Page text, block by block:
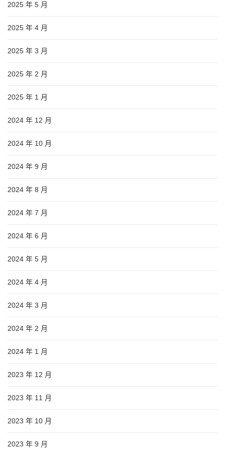
2025 年 5 月
2025 年 4 月
2025 年 3 月
2025 年 2 月
2025 年 1 月
2024 年 12 月
2024 年 10 月
2024 年 9 月
2024 年 8 月
2024 年 7 月
2024 年 6 月
2024 年 5 月
2024 年 4 月
2024 年 3 月
2024 年 2 月
2024 年 1 月
2023 年 12 月
2023 年 11 月
2023 年 10 月
2023 年 9 月